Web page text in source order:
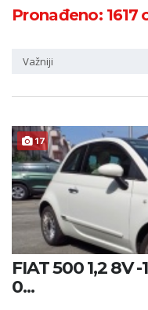
PRETRAŽI
Pronađeno: 1617
Važniji
17
FIAT 500 1,2 8V
0...